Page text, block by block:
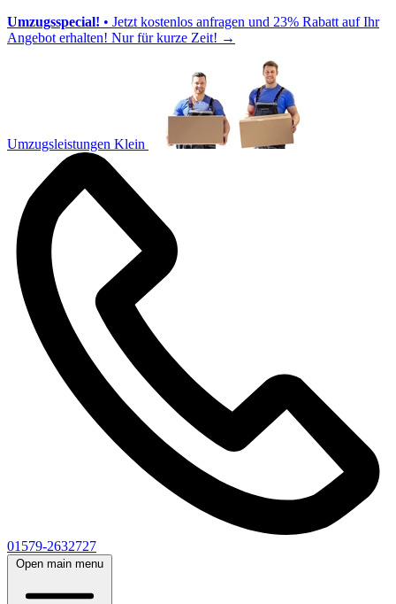
Umzugsspecial! • Jetzt kostenlos anfragen und 23% Rabatt auf Ihr
Angebot erhalten! Nur für kurze Zeit! →
Umzugsleistungen Klein
01579-2632727
Open main menu